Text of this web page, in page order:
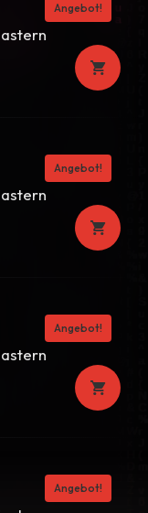
Angebot!
Angebot!
Angebot!
Angebot!